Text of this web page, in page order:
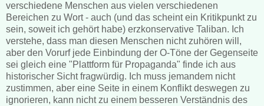
verschiedene Menschen aus vielen verschiedenen
Bereichen zu Wort - auch (und das scheint ein Kritikpunkt zu
sein, soweit ich gehört habe) erzkonservative Taliban. Ich
verstehe, dass man diesen Menschen nicht zuhören will,
aber den Vorurf jede Einbindung der O-Töne der Gegenseite
sei gleich eine "Plattform für Propaganda" finde ich aus
historischer Sicht fragwürdig. Ich muss jemandem nicht
zustimmen, aber eine Seite in einem Konflikt deswegen zu
ignorieren, kann nicht zu einem besseren Verständnis des